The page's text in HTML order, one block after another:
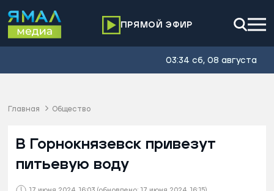
ПРЯМОЙ ЭФИР
03:34 сб, 08 августа
Главная Общество
В Горнокнязевск привезут
питьевую воду